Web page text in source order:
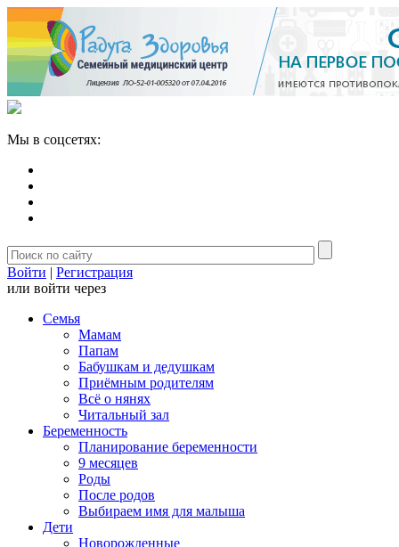
Мы в соцсетях:
Войти | Регистрация
или войти через
Семья
Мамам
Папам
Бабушкам и дедушкам
Приёмным родителям
Всё о нянях
Читальный зал
Беременность
Планирование беременности
9 месяцев
Роды
После родов
Выбираем имя для малыша
Дети
Новорожденные